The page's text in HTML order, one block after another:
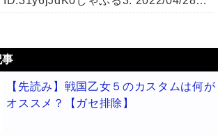
【先読み】戦国乙女５のカスタムは何が
オススメ？【ガセ排除】